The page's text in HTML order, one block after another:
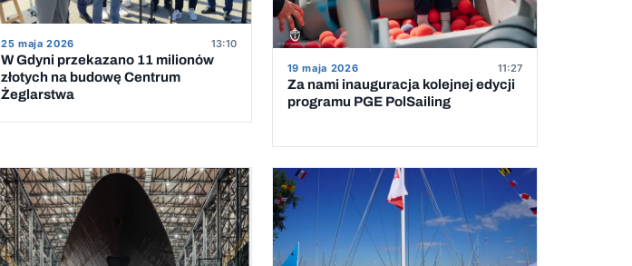
25 maja 2026 13:10
W Gdyni przekazano 11 milionów
złotych na budowę Centrum
Żeglarstwa
19 maja 2026 11:27
Za nami inauguracja kolejnej edycji
programu PGE PolSailing